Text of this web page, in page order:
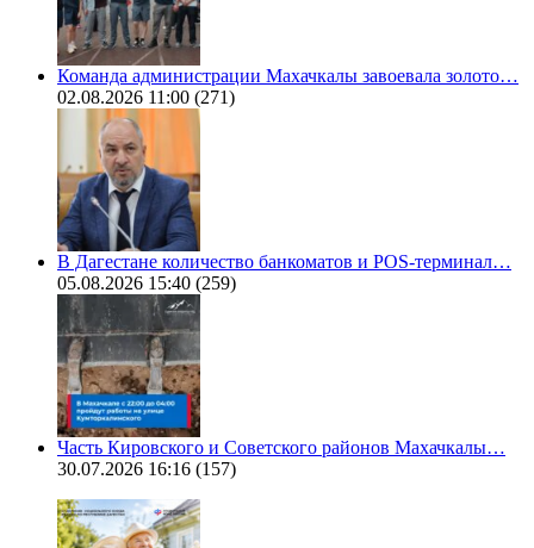
Команда администрации Махачкалы завоевала золото…
02.08.2026 11:00 (271)
В Дагестане количество банкоматов и POS-терминал…
05.08.2026 15:40 (259)
Часть Кировского и Советского районов Махачкалы…
30.07.2026 16:16 (157)